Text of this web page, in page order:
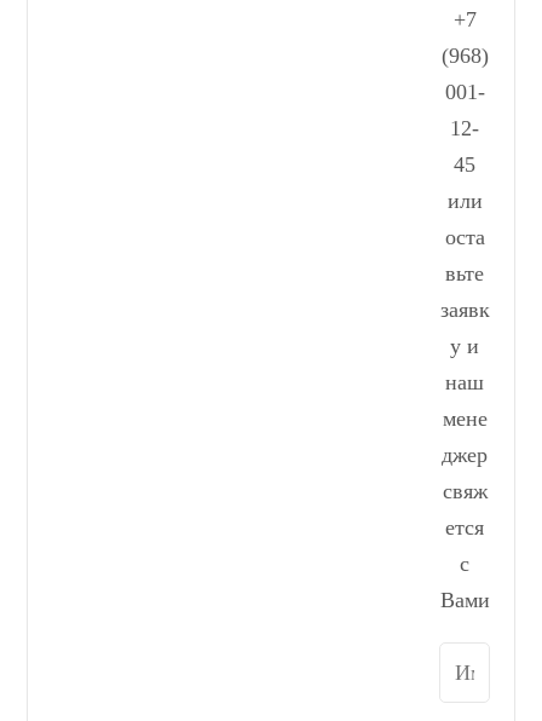
+7
(968)
001-
12-
45
или
оста
вьте
заявк
у и
наш
мене
джер
свяж
ется
с
Вами